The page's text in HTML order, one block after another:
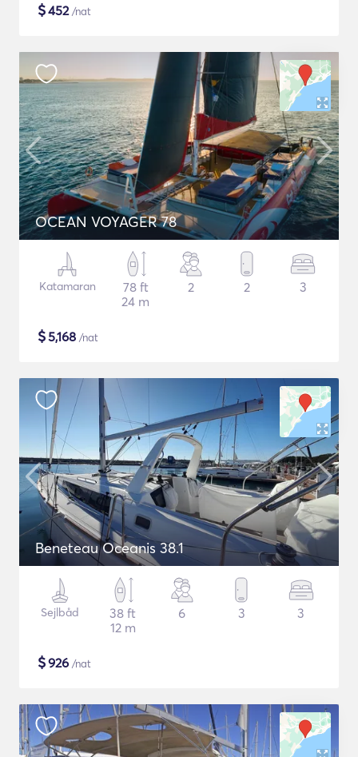
$452/nat
OCEAN VOYAGER 78
Katamaran
78 ft
24 m
2 2 3
$5,168 /nat
Beneteau Oceanis 38.1
Sejlbåd
38 ft
12 m
6 3 3
$926 /nat